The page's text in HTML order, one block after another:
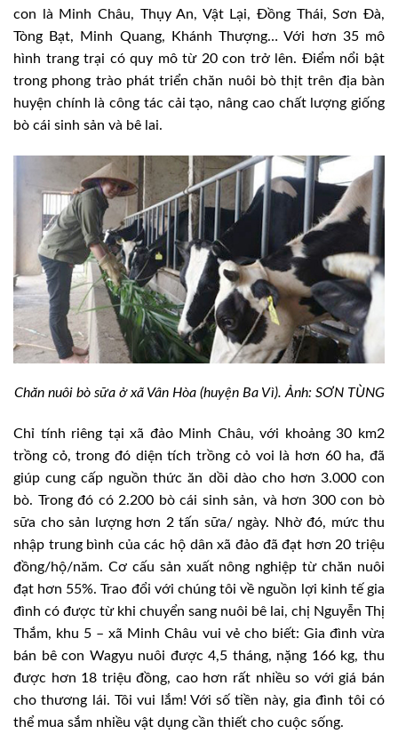
con là Minh Châu, Thụy An, Vật Lại, Ðồng Thái, Sơn Ðà,
Tòng Bạt, Minh Quang, Khánh Thượng… Với hơn 35 mô
hình trang trại có quy mô từ 20 con trở lên. Ðiểm nổi bật
trong phong trào phát triển chăn nuôi bò thịt trên địa bàn
huyện chính là công tác cải tạo, nâng cao chất lượng giống
bò cái sinh sản và bê lai.
Chăn nuôi bò sữa ở xã Vân Hòa (huyện Ba Vì). Ảnh: SƠN TÙNG
Chỉ tính riêng tại xã đảo Minh Châu, với khoảng 30 km2
trồng cỏ, trong đó diện tích trồng cỏ voi là hơn 60 ha, đã
giúp cung cấp nguồn thức ăn dồi dào cho hơn 3.000 con
bò. Trong đó có 2.200 bò cái sinh sản, và hơn 300 con bò
sữa cho sản lượng hơn 2 tấn sữa/ ngày. Nhờ đó, mức thu
nhập trung bình của các hộ dân xã đảo đã đạt hơn 20 triệu
đồng/hộ/năm. Cơ cấu sản xuất nông nghiệp từ chăn nuôi
đạt hơn 55%. Trao đổi với chúng tôi về nguồn lợi kinh tế gia
đình có được từ khi chuyển sang nuôi bê lai, chị Nguyễn Thị
Thắm, khu 5 – xã Minh Châu vui vẻ cho biết: Gia đình vừa
bán bê con Wagyu nuôi được 4,5 tháng, nặng 166 kg, thu
được hơn 18 triệu đồng, cao hơn rất nhiều so với giá bán
cho thương lái. Tôi vui lắm! Với số tiền này, gia đình tôi có
thể mua sắm nhiều vật dụng cần thiết cho cuộc sống.